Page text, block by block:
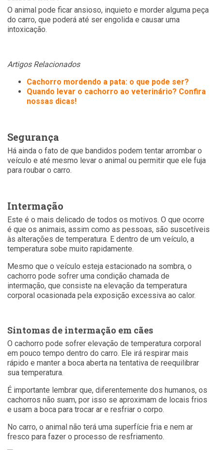
O animal pode ficar ansioso, inquieto e morder alguma peça
do carro, que poderá até ser engolida e causar uma
intoxicação.
Artigos Relacionados
Cachorro mordendo a pata: o que pode ser?
Quando levar o cachorro ao veterinário? Confira
nossas dicas!
Segurança
Há ainda o fato de que bandidos podem tentar arrombar o
veículo e até mesmo levar o animal ou permitir que ele fuja
para roubar o carro.
Intermação
Este é o mais delicado de todos os motivos. O que ocorre
é que os animais, assim como as pessoas, são suscetíveis
às alterações de temperatura. E dentro de um veículo, a
temperatura sobe muito rapidamente.
Mesmo que o veículo esteja estacionado na sombra, o
cachorro pode sofrer uma condição chamada de
intermação, que consiste na elevação da temperatura
corporal ocasionada pela exposição excessiva ao calor.
Sintomas de intermação em cães
O cachorro pode sofrer elevação de temperatura corporal
em pouco tempo dentro do carro. Ele irá respirar mais
rápido e manter a boca aberta na tentativa de reequilibrar
sua temperatura.
É importante lembrar que, diferentemente dos humanos, os
cachorros não suam, por isso se aproximam de locais frios
e usam a boca para trocar ar e resfriar o corpo.
No carro, o animal não terá uma superfície fria e nem ar
fresco para fazer o processo de resfriamento.